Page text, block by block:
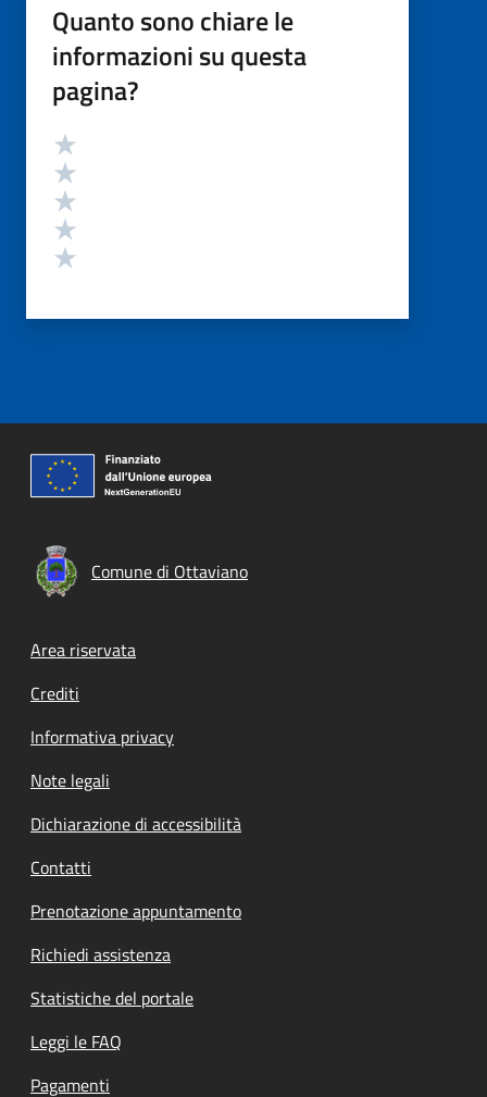
Quanto sono chiare le
informazioni su questa
pagina?
Valutazione
Comune di Ottaviano
Footer menu
Area riservata
Crediti
Informativa privacy
Note legali
Dichiarazione di accessibilità
Contatti
Prenotazione appuntamento
Richiedi assistenza
Statistiche del portale
Leggi le FAQ
Pagamenti